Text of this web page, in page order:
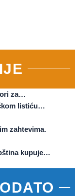
za…
listiću…
zahtevima.
kupuje…